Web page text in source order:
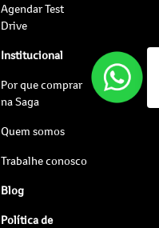
Agendar Test
Drive
Institucional
Por que comprar
na Saga
Quem somos
Trabalhe conosco
Blog
Política de